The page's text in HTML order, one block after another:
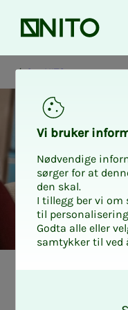
Forsiden
Om NITO
Vi bru­­ker
Nødvendige
sørger for at
den skal.
I tillegg ber vi
til
Godta alle eller
samtykker til ved